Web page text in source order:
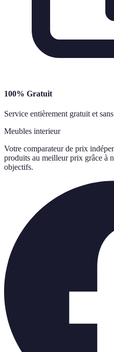
100% Gratuit
Service entièrement gratuit et
Meubles interieur
Votre comparateur de prix
produits au meilleur prix grâce à
objectifs.